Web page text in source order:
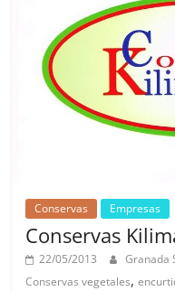
Conservas Empresas
Conservas
22/05/2013 Granada
Conservas vegetales,